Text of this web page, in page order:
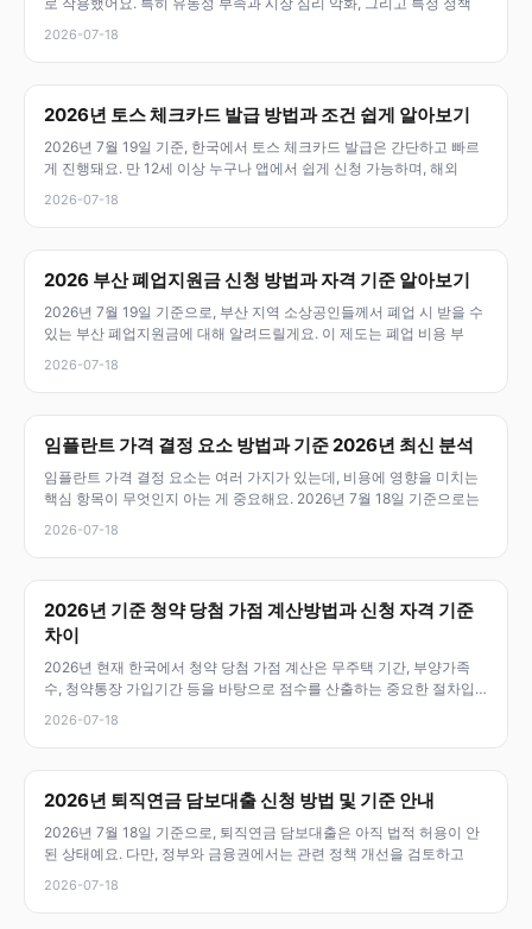
2026-07-18
2026년 토스 체크카드 발급 방법과 조건 쉽게 알아보기
2026년 7월 19일 기준, 한국에서 토스 체크카드 발급은 간단하고 빠르
게 진행돼요. 만 12세 이상 누구나 앱에서 쉽게 신청 가능하며, 해외
2026-07-18
2026 부산 폐업지원금 신청 방법과 자격 기준 알아보기
2026년 7월 19일 기준으로, 부산 지역 소상공인들께서 폐업 시 받을 수
있는 부산 폐업지원금에 대해 알려드릴게요. 이 제도는 폐업 비용 부
2026-07-18
임플란트 가격 결정 요소 방법과 기준 2026년 최신 분석
임플란트 가격 결정 요소는 여러 가지가 있는데, 비용에 영향을 미치는
핵심 항목이 무엇인지 아는 게 중요해요. 2026년 7월 18일 기준으로는
2026-07-18
2026년 기준 청약 당첨 가점 계산방법과 신청 자격 기준
차이
2026년 현재 한국에서 청약 당첨 가점 계산은 무주택 기간, 부양가족
수, 청약통장 가입기간 등을 바탕으로 점수를 산출하는 중요한 절차입
2026-07-18
2026년 퇴직연금 담보대출 신청 방법 및 기준 안내
2026년 7월 18일 기준으로, 퇴직연금 담보대출은 아직 법적 허용이 안
된 상태예요. 다만, 정부와 금융권에서는 관련 정책 개선을 검토하고
2026-07-18